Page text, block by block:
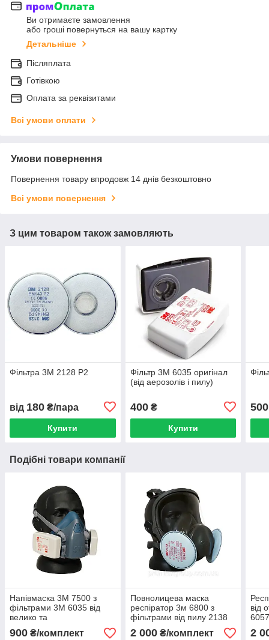
Ви отримаєте замовлення
або гроші повернуться на вашу картку
Детальніше
Післяплата
Готівкою
Оплата за реквізитами
Всі умови оплати
Умови повернення
Повернення товару впродовж 14 днів безкоштовно
Всі умови повернення
З цим товаром також замовляють
Фільтра 3М 2128 Р2
від 180 ₴/пара
Купити
Фільтр 3М 6035 оригінал
(від аерозолів і пилу)
400₴
Купити
500
Подібні товари компанії
Напівмаска 3М 7500 з
фільтрами 3М 6035 від
велико та
дрібнодисперстного пилу
900 ₴/комплект
Повнолицева маска
респіратор 3м 6800 з
фільтрами від пилу 2138
Р3
2 000₴/комплект
від
2